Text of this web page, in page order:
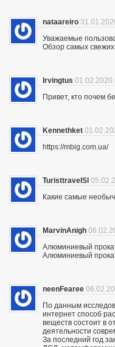
nataareiro
Уважаемые
Обзор самых
Irvingtus 01.02.2020
Привет, кто почем
Kennethket
https://mbig.com.ua/
TuristtravelSl
Какие самые
MarvinAnigh
Алюминиевый
Алюминиевый
neenFearee
По данным
интернет способ
веществ состоит в
деятельности
За последний год